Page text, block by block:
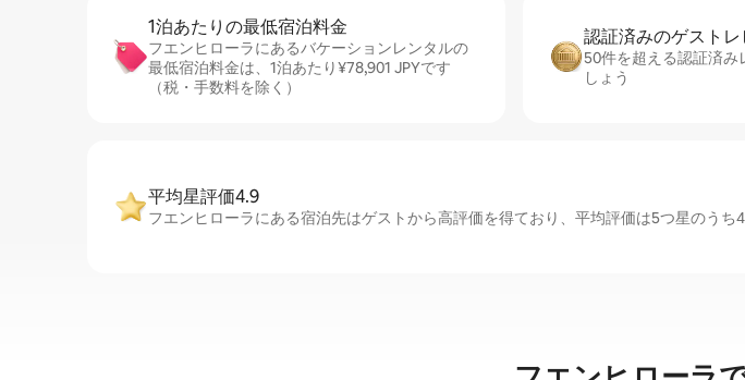
1泊あたりの最⁠低⁠宿⁠泊⁠料⁠金
フエンヒローラにあるバケーションレンタルの
最低宿泊料金は、1泊あたり¥78,901 JPYです
（税・手数料を除く）
認証済みのゲ⁠ス⁠ト⁠レ⁠
50件を超える認証済み
しょう
平均星評価4.9
フエンヒローラにある宿泊先はゲストから高評価を得ており、平均評価は5つ星のうち